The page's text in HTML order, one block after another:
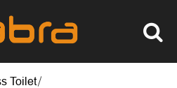
Toilet